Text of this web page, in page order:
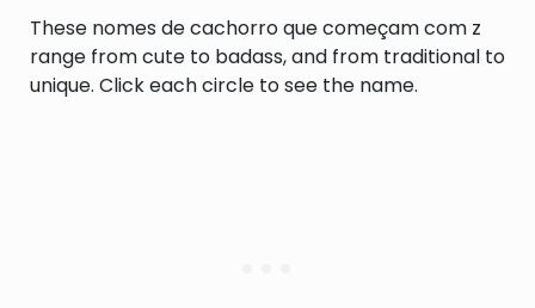
These nomes de cachorro que começam com z
range from cute to badass, and from traditional to
unique. Click each circle to see the name.